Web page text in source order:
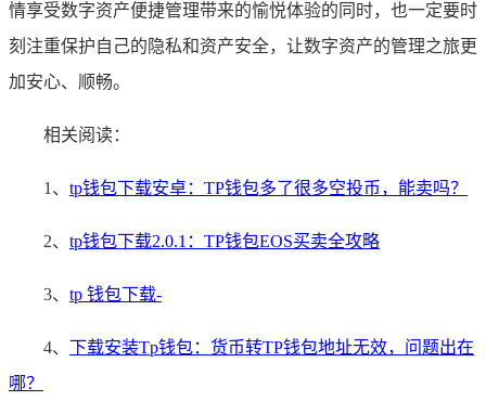
情享受数字资产便捷管理带来的愉悦体验的同时，也一定要时
刻注重保护自己的隐私和资产安全，让数字资产的管理之旅更
加安心、顺畅。
相关阅读：
1、 tp钱包下载安卓：TP钱包多了很多空投币，能卖吗？
2、 tp钱包下载2.0.1：TP钱包EOS买卖全攻略
3、 tp 钱包下载-
4、 下载安装Tp钱包：货币转TP钱包地址无效，问题出在
哪？